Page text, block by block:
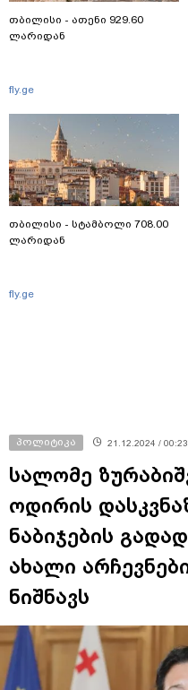
თბილისი - ათენი 929.60
ლარიდან
fly.ge
თბილისი - სტამბოლი 708.00
ლარიდან
fly.ge
პოლიტიკა 21.12.2024 / 00:23
სალომე
ოდირის
ნაბიჯების
ახალი
ნიშნავს